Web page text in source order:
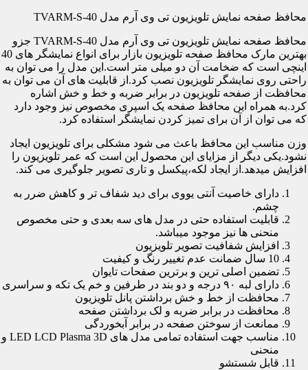
محافظ صفحه نمایش تلویزیون تی وی آرم مدل TVARM-S-40
محافظ صفحه نمایش تلویزیون تی وی آرم مدل TVARM-S-40 جزو
بهترین مارک محافظ صفحه تلویزیون بازار برای انواع نمایشگر های 40
اینچی است که ضخامت آن دو میلی متر است.این مدل را می توان به
راحتی روی نمایشگر تلویزیون نصب کرد.از قابلیت های آن می توان به
محافظت از صفحه تلویزیون در برابر ضربه و خط و خش اشاره
کرد.به همراه این محافظ صفحه یک اسپری مخصوص نیز وجود دارد
که می توان از آن برای تمیز کردن نمایشگر استفاده کرد.
وزن مناسب این محافظ باعث می شود مشکلی برای تلویزیون ایجاد
نشود.یکی دیگر از مزایای این محصول این است که عمر تلویزیون را
افزایش میدهد.از ایجاد لکه،پیکسل و تاری تصویر جلوگیری می کند.
دارای خاصیت آنتی یووی برای دید شفاف تر و کاهش ضرر به
چشم.
قابلیت استفاده حتی در مدل های سه بعدی و حتی مخصوص
منحنی ها نیز موجود میباشد.
افزایش شفافیت تصویر تلویزیون
10 سال ضمانت عدم تغییر رنگ و کیفیت
تضمین اصلی ترین و برترین صفحات تایوان
دارای لبه ۹۰ درجه و دو بند در طرفین و خم یک تکه و سراسری
محافظت از خط و خش برداشتن پانل تلویزیون
محافظت در برابر ضربه و لک برداشتن صفحه
ممانعت از سوختن صفحه در برابر آبخوردگی
مناسب جهت استفاده تمامی مدل های LED LCD Plasma 3D و
منحنی
قابل شستشو